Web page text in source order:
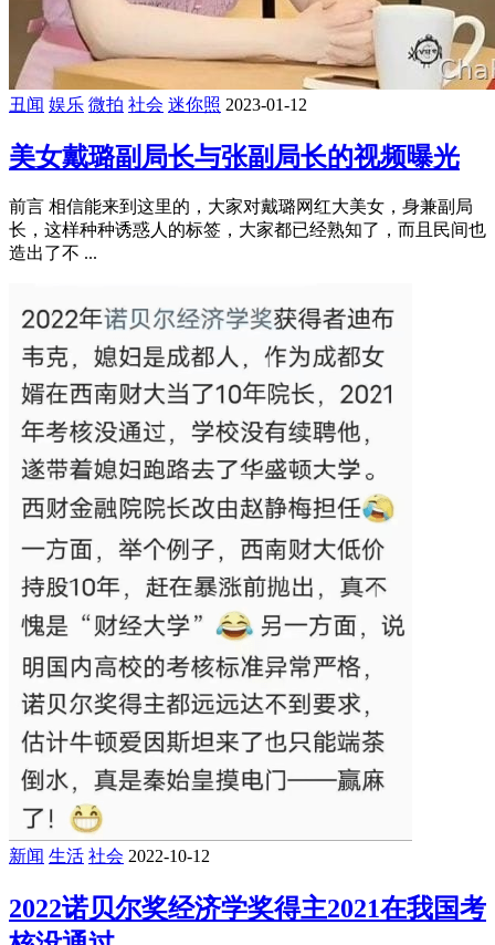
丑闻 娱乐 微拍 社会 迷你照 2023-01-12
美女戴璐副局长与张副局长的视频曝光
前言 相信能来到这里的，大家对戴璐网红大美女，身兼副局
长，这样种种诱惑人的标签，大家都已经熟知了，而且民间也
造出了不 ...
新闻 生活 社会 2022-10-12
2022诺贝尔奖经济学奖得主2021在我国考